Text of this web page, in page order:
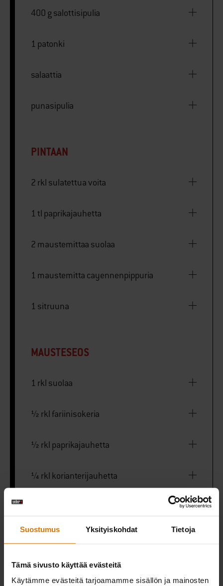
Suostumus Yksityiskohdat Tietoja
Tämä sivusto käyttää evästeitä
Käytämme evästeitä tarjoamamme sisällön ja mainosten
400 g salottisipulia
1 patonki
salaattia
punasipulia
PINTAAN
2 rkl sulatettua voita
1 tl paprikajauhetta
2 maustemittaa suolaa
1 maustemitta cayennenpippuria
1 sitruuna
MAUSTESEOS
1 rkl suolaa
½ rkl fariinisokeria
½ rkl paprikajauhetta
¼ rkl korianterijauhetta
¼ rkl valkosipulijauhetta